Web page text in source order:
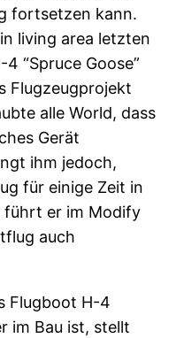
fortsetzen kann.
living area letzten
“Spruce Goose”
Flugzeugprojekt
alle World, dass
Gerät
ihm jedoch,
für einige Zeit in
führt er im Modify
auch
Flugboot H-4
im Bau ist, stellt